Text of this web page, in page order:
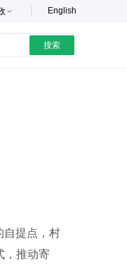
English
搜索
自提点，村
，推动寄